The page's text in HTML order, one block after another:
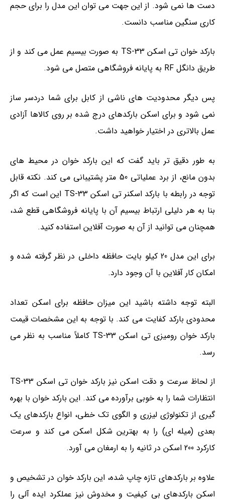
دست ها نمی شود. از این جهت می توان این مدل را برای حجم
کاری سنگین مناسب دانست.
بارکد خوان تی اسکن TS-33 به صورت بیسیم عمل می کند و از
طریق دانگل RF به پایانه فروشگاهی متصل می شود.
پس دیگر محدودیت های ناشی از کابل برای شما دردسر ساز
نمی شود و برای اسکن بارکدهای درج شده بر روی کالاها آزادی
عمل بالاتری در اختیار خواهید داشت.
به طور دقیق تر باید گفت که این بارکد خوان در محیط های
بدون مانع، از برد عملیاتی 50 متر پشتیبانی می کند. نکته قابل
توجه در رابطه با بارکد اسکنر تی اسکن TS-33 این است که اگر
بنا به هر دلیلی ارتباط بیسیم آن با پایانه فروشگاهی قطع شد،
همچنان می توانید از آن به صورت آفلاین استفاده کنید.
برای این مدل 20 کیلو بایت حافظه داخلی در نظر گرفته شده و
امکان کار آفلاین با آن وجود دارد.
البته توجه داشته باشید این میزان حافظه برای اسکن تعداد
محدودی بارکد کفایت می کند. با توجه به این مشخصات قیمت
بارکد خوان رومیزی تی اسکن TS-33 کاملاً مناسب به نظر می
رسد.
از لحاظ سرعت و دقت اسکن نیز بارکد خوان تی اسکن TS-33
انتظارات شما را به خوبی برآورده می کند. این بارکد خوان با بهره
گیری از تکنولوژی لیزری و الگوی تک خطی، انواع بارکدهای یک
بعدی (میله ای) را به بهترین شکل اسکن می کند و سرعت
کارکرد 200 اسکن در ثانیه را به ارمغان می آورد.
علاوه بر بارکدهای تازه چاپ شده، این بارکد خوان در تشخیص و
اسکن بارکدهای بی کیفیت و مخدوش نیز عملکرد ایده آلی را